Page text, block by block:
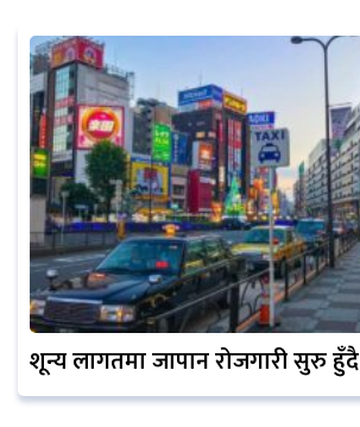
शून्य लागतमा जापान रोजगारी सुरु हुँदै